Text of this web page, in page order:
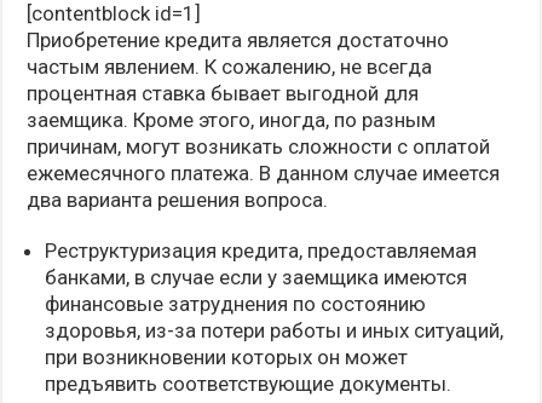
[contentblock id=1]
Приобретение кредита является достаточно
частым явлением. К сожалению, не всегда
процентная ставка бывает выгодной для
заемщика. Кроме этого, иногда, по разным
причинам, могут возникать сложности с оплатой
ежемесячного платежа. В данном случае имеется
два варианта решения вопроса.
Реструктуризация кредита, предоставляемая
банками, в случае если у заемщика имеются
финансовые затруднения по состоянию
здоровья, из-за потери работы и иных ситуаций,
при возникновении которых он может
предъявить соответствующие документы.